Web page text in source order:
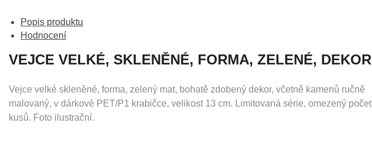
Popis produktu
Hodnocení
VEJCE VELKÉ, SKLENĚNÉ, FORMA, ZELENÉ, DEKOR
Vejce velké skleněné, forma, zelený mat, bohatě zdobený dekor, včetně kamenů ručně
malovaný, v dárkové PET/P1 krabičce, velikost 13 cm. Limitovaná série, omezený počet
kusů. Foto ilustrační.